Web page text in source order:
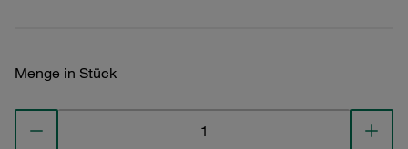
Menge in Stück